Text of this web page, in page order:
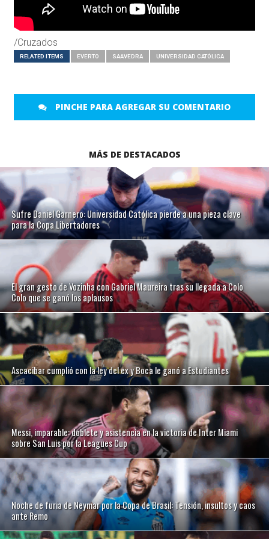
/Cruzados
RELATED ITEMS EVERTO SAAVEDRA UNIVERSIDAD CATÓLICA
PINCHE PARA AGREGAR SU COMENTARIO
MÁS DE DESTACADOS
Sufre Daniel Garnero: Universidad Católica pierde a una pieza clave
para la Copa Libertadores
El gran gesto de Vozinha con Gabriel Maureira tras su llegada a Colo
Colo que se ganó los aplausos
Ascacibar cumplió con la ley del ex y Boca le ganó a Estudiantes
Messi, imparable: doblete y asistencia en la victoria de Inter Miami
sobre San Luis por la Leagues Cup
Noche de furia de Neymar por la Copa de Brasil: Tensión, insultos y caos
ante Remo